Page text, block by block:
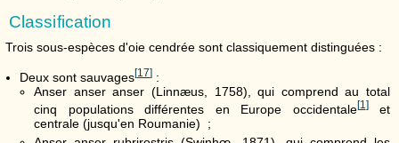
Classification
Trois sous-espèces d'oie cendrée sont classiquement distinguées :
Deux sont sauvages[17] :
Anser anser anser (Linnæus, 1758), qui comprend au total
cinq populations différentes en Europe occidentale[1]et
centrale (jusqu'en Roumanie) ;